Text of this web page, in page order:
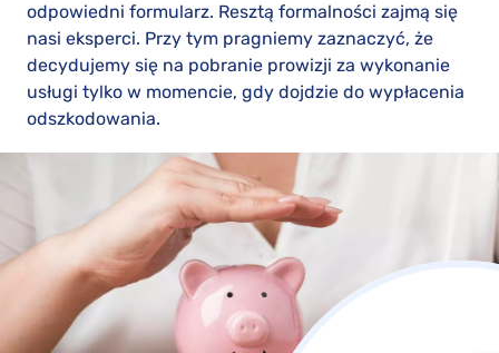
odpowiedni formularz. Resztą formalności zajmą się
nasi eksperci. Przy tym pragniemy zaznaczyć, że
decydujemy się na pobranie prowizji za wykonanie
usługi tylko w momencie, gdy dojdzie do wypłacenia
odszkodowania.